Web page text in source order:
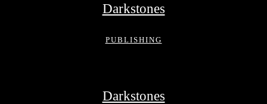
Darkstones
PUBLISHING
Darkstones